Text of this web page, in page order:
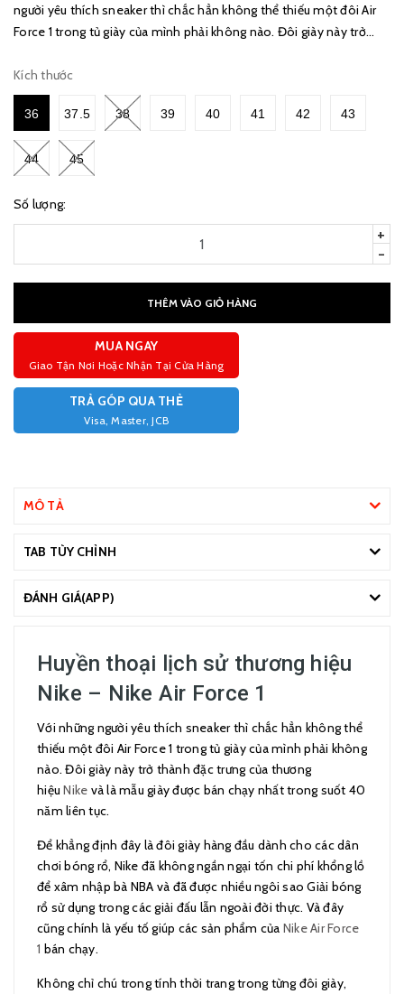
người yêu thích sneaker thì chắc hẳn không thể thiếu một đôi Air
Force 1 trong tủ giày của mình phải không nào. Đôi giày này trở
Kích thước
36 37.5 38 39 40 41 42 43
44 45
Số lượng:
+
-
THÊM VÀO GIỎ HÀNG
MUA NGAY
Giao Tận Nơi Hoặc Nhận Tại Cửa Hàng
TRẢ GÓP QUA THẺ
Visa, Master, JCB
MÔ TẢ
TAB TÙY CHỈNH
ĐÁNH GIÁ(APP)
Huyền thoại lịch sử thương hiệu
Nike – Nike Air Force 1
Với những người yêu thích sneaker thì chắc hẳn không thể
thiếu một đôi Air Force 1 trong tủ giày của mình phải không
nào. Đôi giày này trở thành đặc trưng của thương
hiệuNike và là mẫu giày được bán chạy nhất trong suốt 40
năm liên tục.
Để khẳng định đây là đôi giày hàng đầu dành cho các dân
chơi bóng rổ, Nike đã không ngần ngại tốn chi phí khổng lồ
để xâm nhập bà NBA và đã được nhiều ngôi sao Giải bóng
rổ sử dụng trong các giải đấu lẫn ngoài đời thực. Và đây
cũng chính là yếu tố giúp các sản phẩm của Nike Air Force
1 bán chạy.
Không chỉ chú trong tính thời trang trong từng đôi giày,